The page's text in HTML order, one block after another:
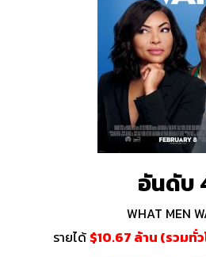
อันดับ
WHAT MEN
รายได้ $10.67 ล้าน (รวมทั่